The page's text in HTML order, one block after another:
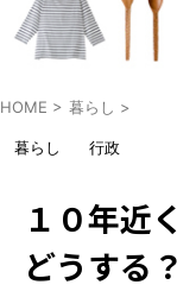
HOME > 暮らし >
暮らし 行政
１０年近
どうする